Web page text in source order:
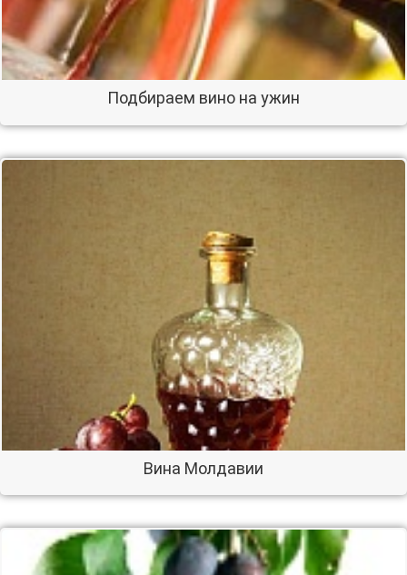
Подбираем вино на ужин
Вина Молдавии